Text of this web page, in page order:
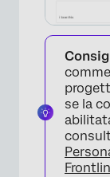
se la